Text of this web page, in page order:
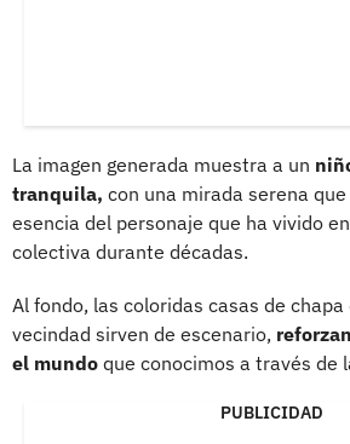
La imagen generada muestra a un
tranquila, con una mirada serena
esencia del personaje que ha vivido
colectiva durante décadas.
Al fondo, las coloridas casas de
vecindad sirven de escenario,
el mundo que conocimos a través de
PUBLICIDAD